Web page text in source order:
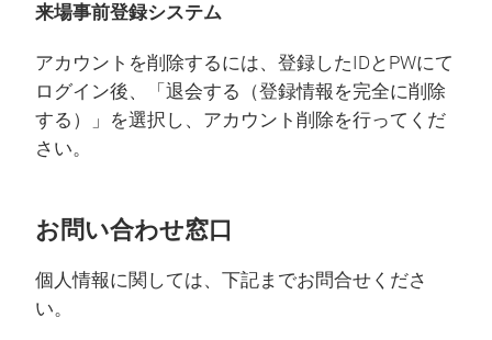
来場事前登録システム
アカウントを削除するには、登録したIDとPWにて
ログイン後、「退会する（登録情報を完全に削除
する）」を選択し、アカウント削除を行ってくだ
さい。
お問い合わせ窓口
個人情報に関しては、下記までお問合せくださ
い。